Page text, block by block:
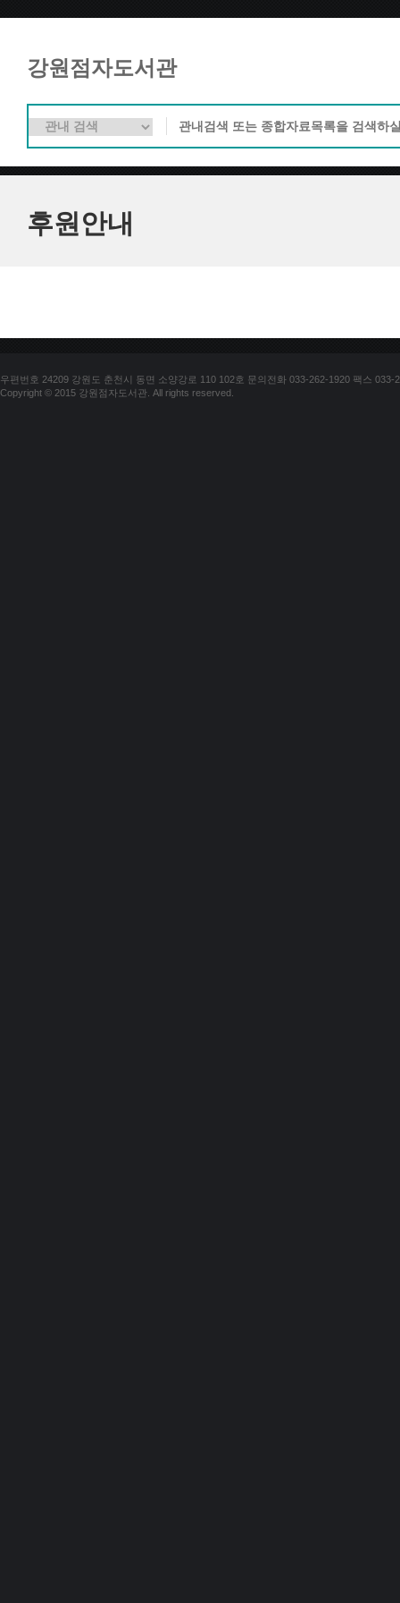
강원점자도서관
후원안내
우편번호 24209 강원도 춘천시 동면 소양강로 110 102호 문의전화 033-262-1920 팩스 033-
Copyright © 2015 강원점자도서관. All rights reserved.